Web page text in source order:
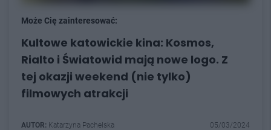
Może Cię zainteresować:
Kultowe katowickie kina: Kosmos,
Rialto i Światowid mają nowe logo. Z
tej okazji weekend (nie tylko)
filmowych atrakcji
AUTOR: Katarzyna Pachelska 05/03/2024